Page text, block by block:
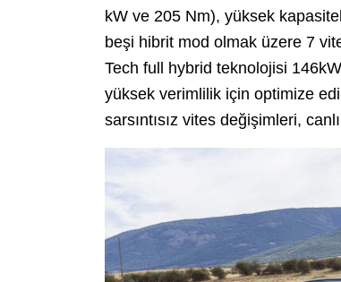
kW ve 205 Nm), yüksek
beşi hibrit mod olmak üzere 7
Tech full hybrid teknolojisi
yüksek verimlilik için optimize
sarsıntısız vites değişimleri,